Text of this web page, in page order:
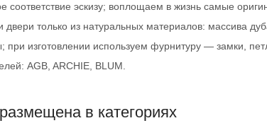
соответствие эскизу; воплощаем в жизнь самые
только из натуральных материалов: массива
при изготовлении используем фурнитуру — замки,
AGB, ARCHIE, BLUM.
в категориях